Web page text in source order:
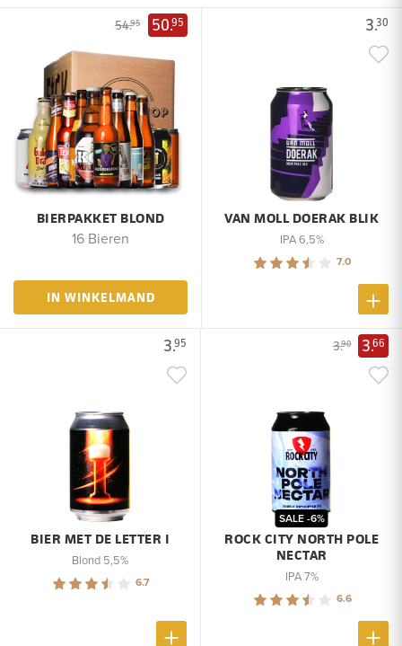
54.95 50.95
BIERPAKKET BLOND
16 Bieren
IN WINKELMAND
3.30
VAN MOLL DOERAK BLIK
IPA 6,5%
7.0
3.95
BIER MET DE LETTER I
Blond 5,5%
6.7
3.90 3.66
ROCK CITY NORTH POLE
NECTAR
SALE -6%
IPA 7%
6.6